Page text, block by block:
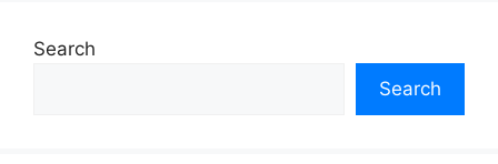
Search
Search